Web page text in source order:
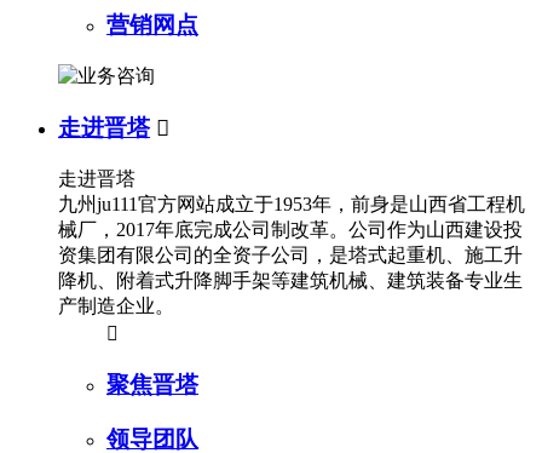
营销网点
走进晋塔 
走进晋塔
九州ju111官方网站成立于1953年，前身是山西省工程机
械厂，2017年底完成公司制改革。公司作为山西建设投
资集团有限公司的全资子公司，是塔式起重机、施工升
降机、附着式升降脚手架等建筑机械、建筑装备专业生
产制造企业。

聚焦晋塔
领导团队